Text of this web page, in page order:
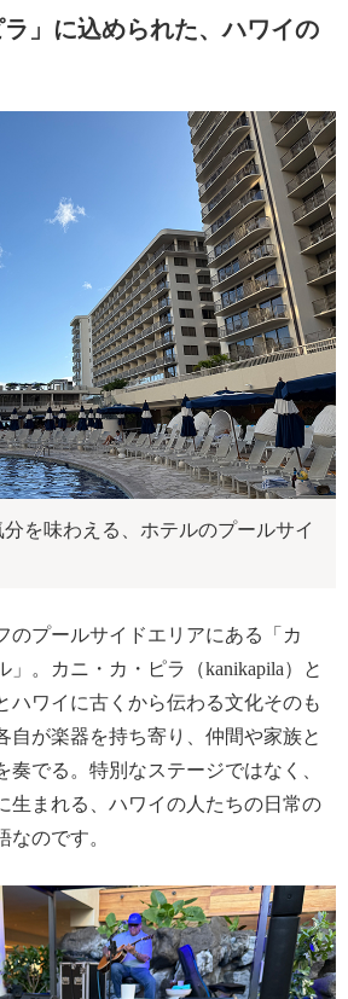
ラ」に込められた、ハワイの
を味わえる、ホテルのプールサイ
のプールサイドエリアにある「カ
」。カニ・カ・ピラ（kanikapila）と
ハワイに古くから伝わる文化そのも
自が楽器を持ち寄り、仲間や家族と
奏でる。特別なステージではなく、
生まれる、ハワイの人たちの日常の
なのです。